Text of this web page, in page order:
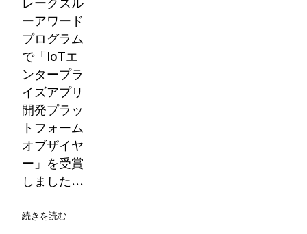
ーアワード
プログラム
で「IoTエ
ンタープラ
イズアプリ
開発プラッ
トフォーム
オブザイヤ
ー」を受賞
しました…
続きを読む